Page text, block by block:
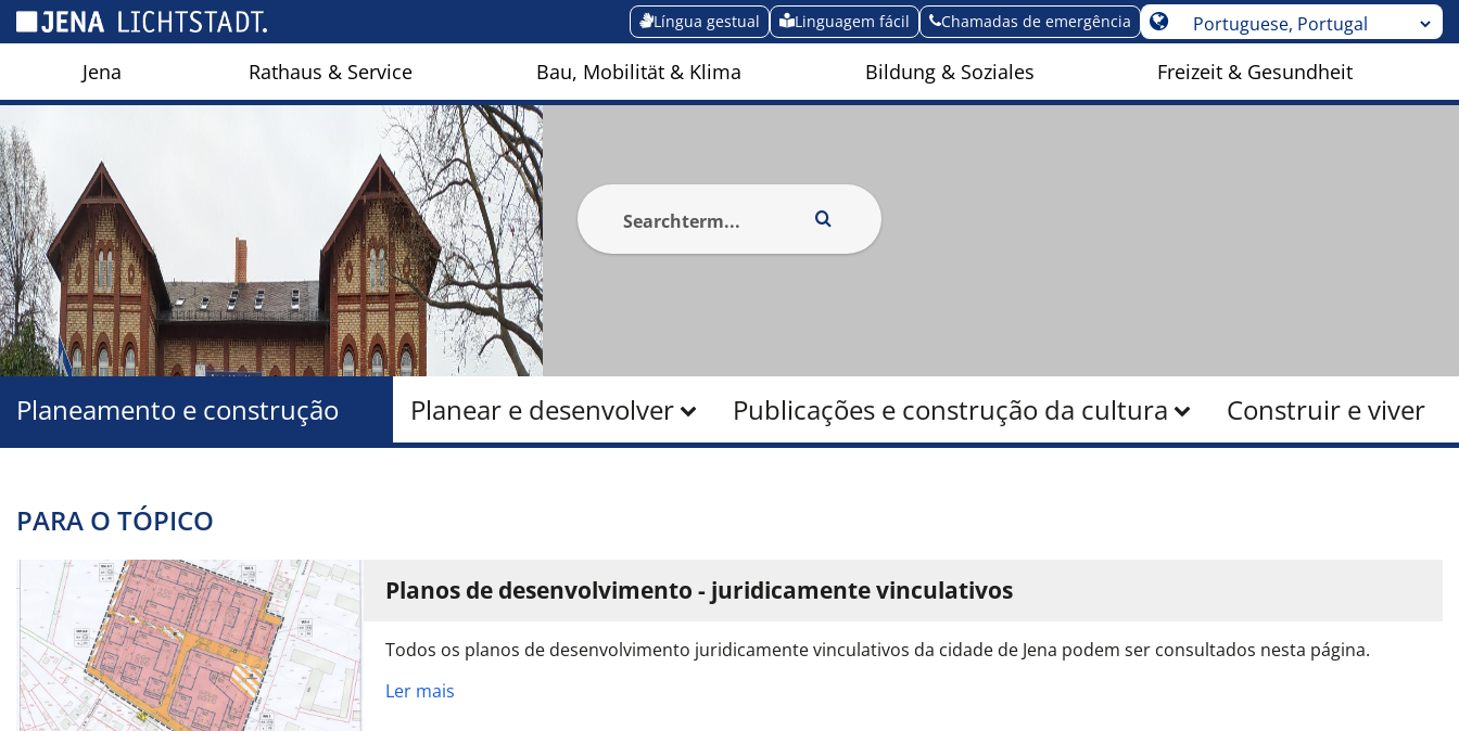
Língua gestual Linguagem fácil Chamadas de emergência
Jena Rathaus & Service Bau, Mobilität & Klima Bildung & Soziales Freizeit & Gesundheit
Planear e desenvolver Publicações e construção da cultura Construir e viver
Planeamento e construção
PARA O TÓPICO
Planos de desenvolvimento - juridicamente vinculativos
Todos os planos de desenvolvimento juridicamente vinculativos da cidade de Jena podem ser consultados nesta página.
Ler mais
Cookies management panel